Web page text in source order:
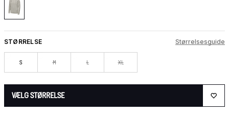
STØRRELSE Størrelsesguide
S M L XL
VÆLG STØRRELSE